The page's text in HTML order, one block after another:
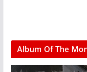
Album Of The